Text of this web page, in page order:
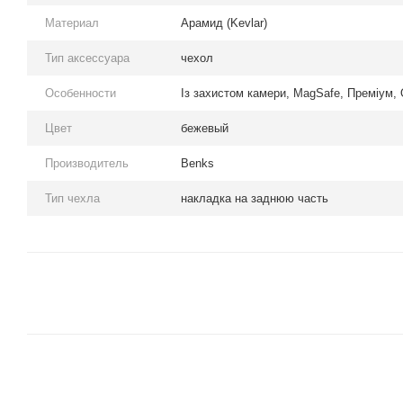
Материал Арамид (Kevlar)
Тип аксессуара чехол
Особенности Із захистом камери, MagSafe, Преміум,
Цвет бежевый
Производитель Benks
Тип чехла накладка на заднюю часть